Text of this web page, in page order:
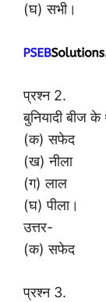
(घ) सभी।
प्रश्न 2.
बुनियादी बीज
(क) सफेद
(ख) नीला
(ग) लाल
(घ) पीला।
उत्तर-
(क) सफेद
प्रश्न 3.